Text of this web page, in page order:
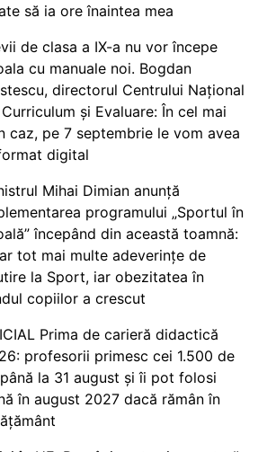
să ia ore înaintea mea
de clasa a IX-a nu vor începe
cu manuale noi. Bogdan
directorul Centrului Național
și Evaluare: În cel mai
caz, pe 7 septembrie le vom avea
digital
Mihai Dimian anunță
programului „Sportul în
începând din această toamnă:
tot mai multe adeverințe de
la Sport, iar obezitatea în
copiilor a crescut
Prima de carieră didactică
profesorii primesc cei 1.500 de
la 31 august și îi pot folosi
în august 2027 dacă rămân în